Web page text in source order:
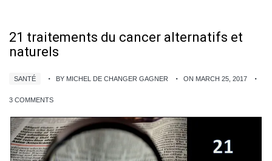
21 traitements du cancer alternatifs et
naturels
SANTÉ BY MICHEL DE CHANGER GAGNER ON MARCH 25, 2017
3 COMMENTS